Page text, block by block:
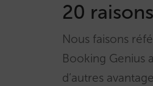
20
Nous faisons
Booking Genius
d’autres